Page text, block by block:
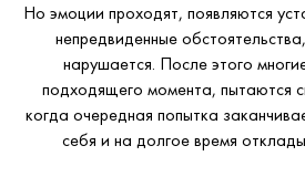
Но эмоции проходят, появляются
непредвиденные
нарушается. После этого
подходящего момента, пытаются
когда очередная попытка
себя и на долгое время